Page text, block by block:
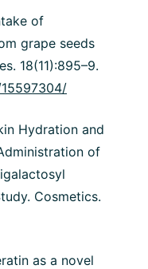
of
grape seeds
18(11):895–9.
Hydration and
of
Cosmetics.
as a novel